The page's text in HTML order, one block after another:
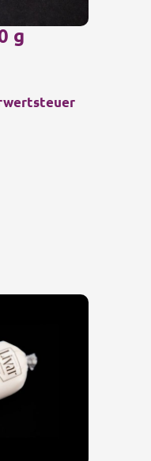
g